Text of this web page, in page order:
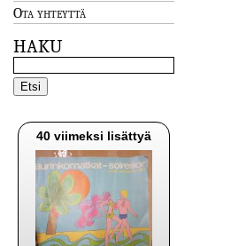
Ota yhteyttä
HAKU
40 viimeksi lisättyä